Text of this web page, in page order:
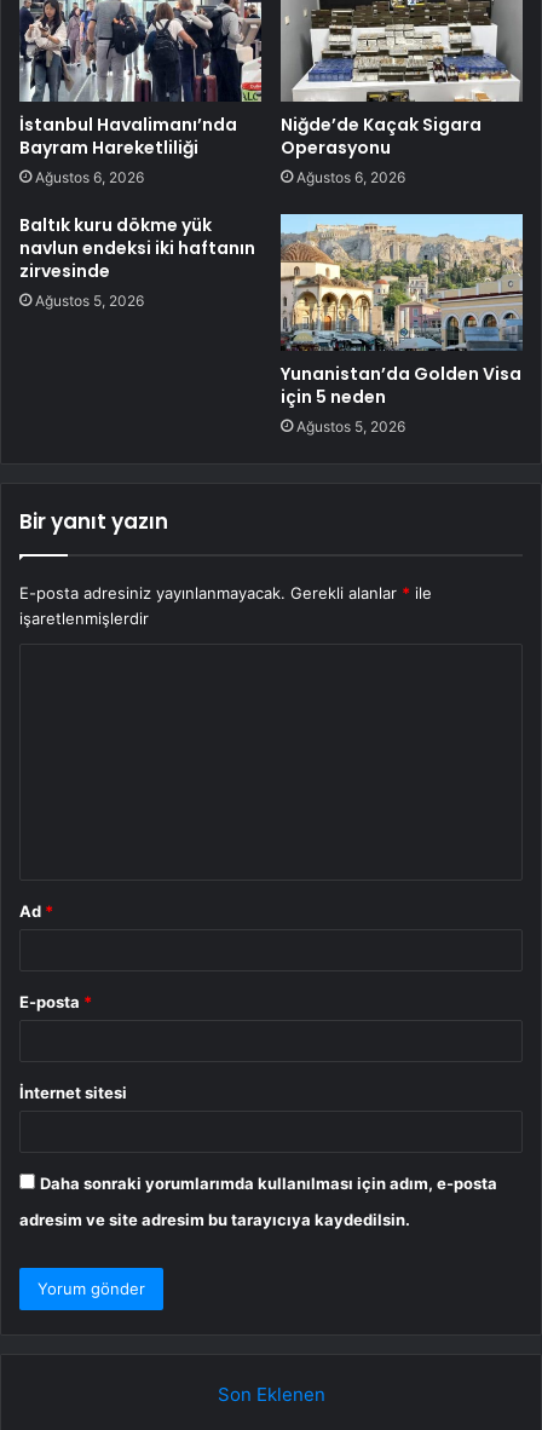
İstanbul Havalimanı’nda
Bayram Hareketliliği
Ağustos 6, 2026
Niğde’de Kaçak Sigara
Operasyonu
Ağustos 6, 2026
Baltık kuru dökme yük
navlun endeksi iki haftanın
zirvesinde
Ağustos 5, 2026
Yunanistan’da Golden Visa
için 5 neden
Ağustos 5, 2026
Bir yanıt yazın
E-posta adresiniz yayınlanmayacak. Gerekli alanlar * ile
işaretlenmişlerdir
Ad *
E-posta *
İnternet sitesi
Daha sonraki yorumlarımda kullanılması için adım, e-posta
adresim ve site adresim bu tarayıcıya kaydedilsin.
Son Eklenen